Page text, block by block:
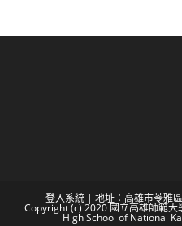
登入系統 | 地址：高雄市苓雅
Copyright (c) 2020 國立高雄師範
High School of National